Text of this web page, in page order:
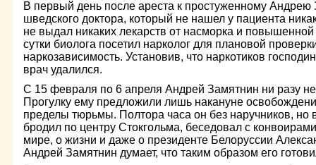
В первый день после ареста к простуженному Андрею
шведского доктора, который не нашел у пациента
не выдал никаких лекарств от насморка и
сутки биолога посетил нарколог для плановой
наркозависимость. Установив, что наркотиков
врач удалился.
С 15 февраля по 6 апреля Андрей Замятнин ни разу
Прогулку ему предложили лишь накануне
пределы тюрьмы. Полтора часа он без наручников, но
бродил по центру Стокгольма, беседовал с
мире, о жизни и даже о президенте Белоруссии
Андрей Замятнин думает, что таким образом его